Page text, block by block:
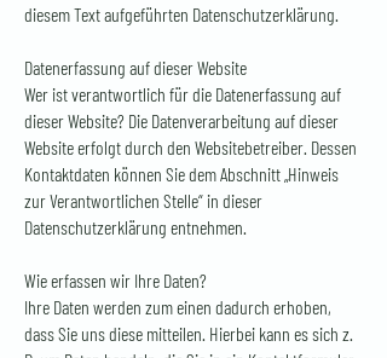
diesem Text aufgeführten Datenschutzerklärung.
Datenerfassung auf dieser Website
Wer ist verantwortlich für die Datenerfassung auf
dieser Website? Die Datenverarbeitung auf dieser
Website erfolgt durch den Websitebetreiber. Dessen
Kontaktdaten können Sie dem Abschnitt „Hinweis
zur Verantwortlichen Stelle“ in dieser
Datenschutzerklärung entnehmen.
Wie erfassen wir Ihre Daten?
Ihre Daten werden zum einen dadurch erhoben,
dass Sie uns diese mitteilen. Hierbei kann es sich z.